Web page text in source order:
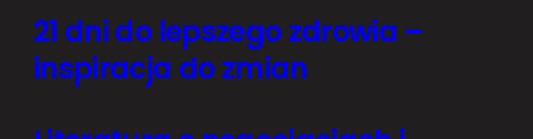
21 dni do lepszego zdrowia –
inspiracja do zmian